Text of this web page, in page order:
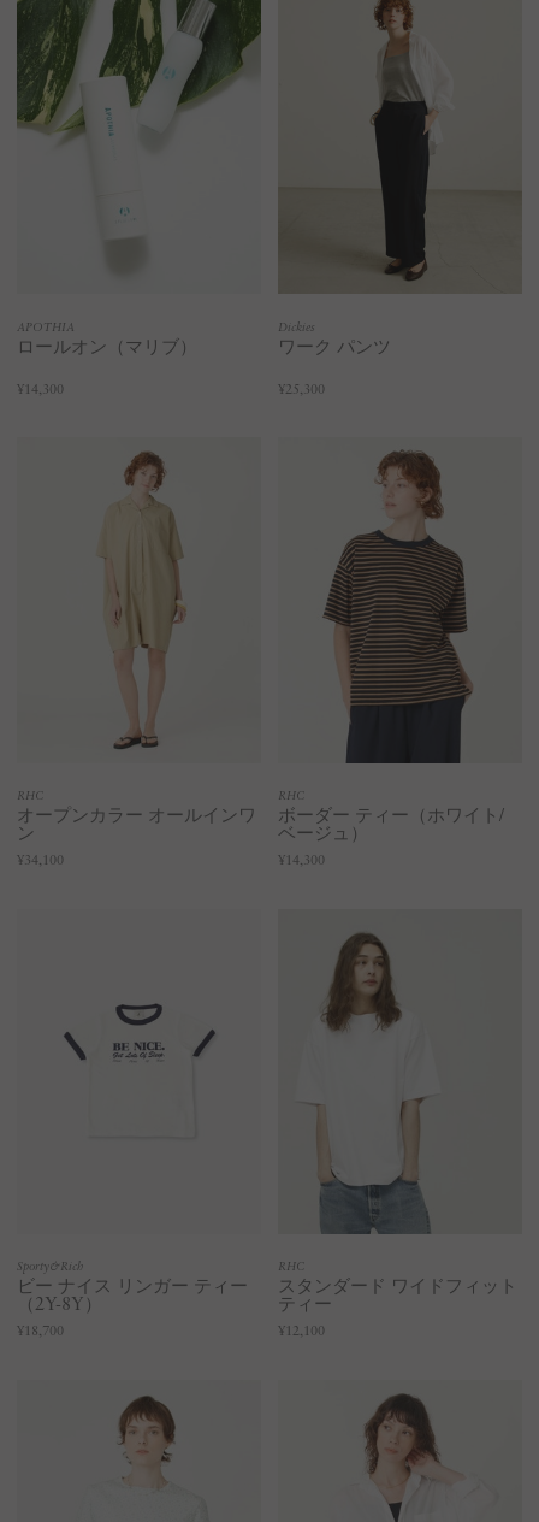
APOTHIA
ロールオン（マリブ）
¥14,300
Dickies
ワーク パンツ
¥25,300
RHC
オープンカラー オールインワ
ン
¥34,100
RHC
ボーダー ティー（ホワイト/
ベージュ）
¥14,300
Sporty&Rich
ビー ナイス リンガー ティー
（2Y-8Y）
¥18,700
RHC
スタンダード ワイドフィット
ティー
¥12,100